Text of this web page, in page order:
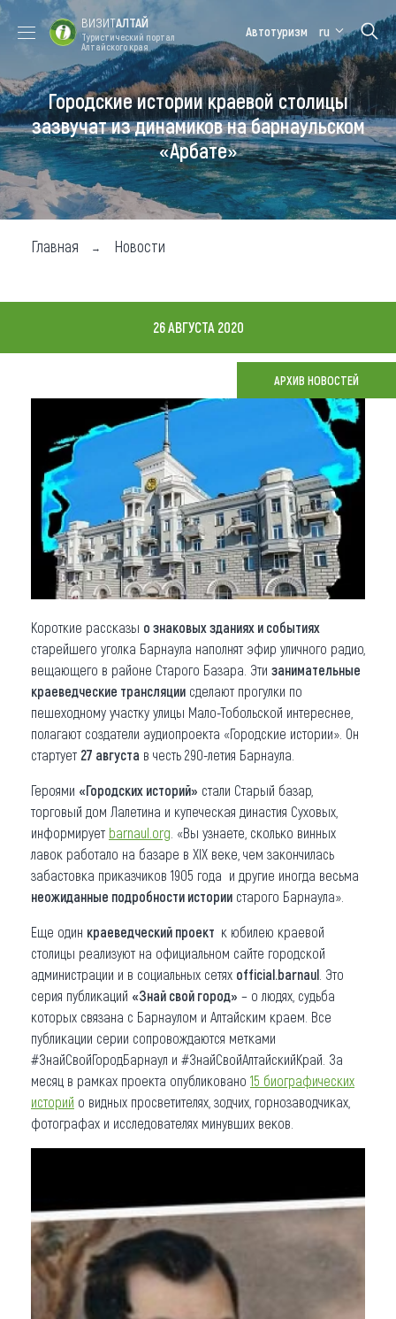
Форум VISIT
ALTAI
Цветение
маральника
Медицинский
форум
Алтайская
зимовка
Туры
Где побывать
Чем заняться
Карта
Что привезти (сувениры)
О регионе
Коллекция впечатлений
Другие рубрики
ВИЗИТАЛТАЙ
Туристический портал
Алтайского края
Автотуризм ru
Городские истории краевой столицы
зазвучат из динамиков на барнаульском
«Арбате»
Главная Новости
26 АВГУСТА 2020
АРХИВ НОВОСТЕЙ
Короткие рассказы о знаковых зданиях и событиях
старейшего уголка Барнаула наполнят эфир уличного радио,
вещающего в районе Старого Базара. Эти занимательные
краеведческие трансляции сделают прогулки по
пешеходному участку улицы Мало-Тобольской интереснее,
полагают создатели аудиопроекта «Городские истории». Он
стартует 27 августа в честь 290-летия Барнаула.
Героями «Городских историй» стали Старый базар,
торговый дом Лалетина и купеческая династия Суховых,
информирует barnaul.org . «Вы узнаете, сколько винных
лавок работало на базаре в XIX веке, чем закончилась
забастовка приказчиков 1905 года и другие иногда весьма
неожиданные подробности истории старого Барнаула».
Еще один краеведческий проект к юбилею краевой
столицы реализуют на официальном сайте городской
администрации и в социальных сетях official.barnaul . Это
серия публикаций «Знай свой город» – о людях, судьба
которых связана с Барнаулом и Алтайским краем. Все
публикации серии сопровождаются метками
#ЗнайCвойГородБарнаул и #ЗнайСвойАлтайскийКрай. За
месяц в рамках проекта опубликовано 15 биографических
историй о видных просветителях, зодчих, горнозаводчиках,
фотографах и исследователях минувших веков.